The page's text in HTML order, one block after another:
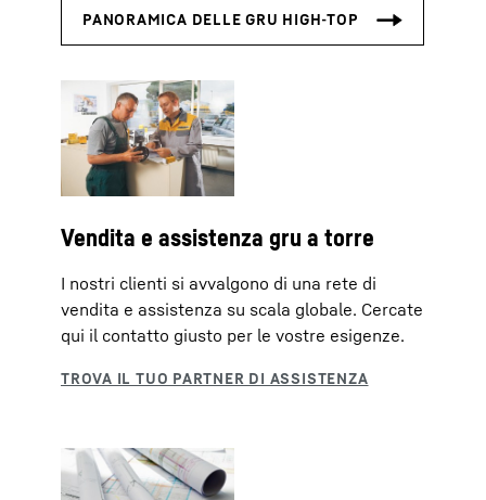
Vendita e assistenza gru a torre
I nostri clienti si avvalgono di una rete di
vendita e assistenza su scala globale. Cercate
qui il contatto giusto per le vostre esigenze.